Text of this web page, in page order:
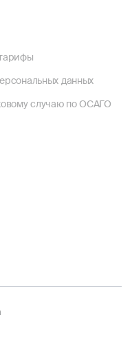
данных
случаю по ОСАГО